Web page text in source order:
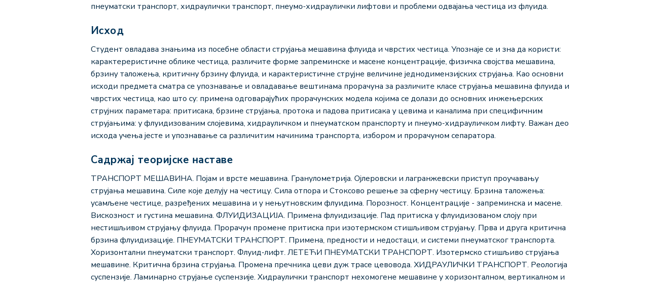
пнеуматски транспорт, хидраулички транспорт, пнеумо-хидраулички лифтови и проблеми одвајања честица из флуида.
Исход
Студент овладава знањима из посебне области струјања мешавина флуида и чврстих честица. Упознаје се и зна да користи:
карактереристичне облике честица, различите форме запреминске и масене концентрације, физичка својства мешавина,
брзину таложења, критичну брзину флуида, и карактеристичне струјне величине једнодимензијских струјања. Као основни
исходи предмета сматра се упознавање и овладавање вештинама прорачуна за различите класе струјања мешавина флуида и
чврстих честица, као што су: примена одговарајућих прорачунских модела којима се долази до основних инжењерских
струјних параметара: притисака, брзине струјања, протока и падова притисака у цевима и каналима при специфичним
струјањима: у флуидизованим слојевима, хидрауличком и пнеуматском пранспорту и пнеумо-хидрауличком лифту. Важан део
исхода учења јесте и упознавање са различитим начинима транспорта, избором и прорачуном сепаратора.
Садржај теоријске наставе
ТРАНСПОРТ МЕШАВИНА. Појам и врсте мешавина. Гранулометрија. Ојлеровски и лагранжевски приступ проучавању
струјања мешавина. Силе које делују на честицу. Сила отпора и Стоксово решење за сферну честицу. Брзина таложења:
усамљене честице, разређених мешавина и у нењутновским флуидима. Порозност. Концентрације - запреминска и масене.
Вискозност и густина мешавина. ФЛУИДИЗАЦИЈА. Примена флуидизације. Пад притиска у флуидизованом слоју при
нестишљивом струјању флуида. Прорачун промене притиска при изотермском стишљивом струјању. Прва и друга критична
брзина флуидизације. ПНЕУМАТСКИ ТРАНСПОРТ. Примена, предности и недостаци, и системи пнеуматског транспорта.
Хоризонтални пнеуматски транспорт. Флуид-лифт. ЛЕТЕЋИ ПНЕУМАТСКИ ТРАНСПОРТ. Изотермско стишљиво струјања
мешавине. Критична брзина струјања. Промена пречника цеви дуж трасе цевовода. ХИДРАУЛИЧКИ ТРАНСПОРТ. Реологија
суспензије. Ламинарно струјање суспензије. Хидраулички транспорт нехомогене мешавине у хоризонталном, вертикалном и